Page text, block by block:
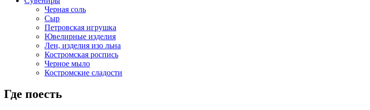
Черная соль
Сыр
Петровская игрушка
Ювелирные изделия
Лен, изделия изо льна
Костромская роспись
Черное мыло
Костромские сладости
Где поесть